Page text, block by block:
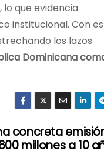
lo que evidencia
institucional. Con
los lazos
Dominicana
concreta
millones a 10